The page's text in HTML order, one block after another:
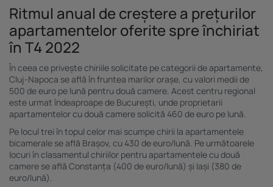
Ritmul anual de creștere a prețurilor
apartamentelor oferite spre închiriat
în T4 2022
În ceea ce privește chiriile solicitate pe categorii de apartamente,
Cluj-Napoca se află în fruntea marilor orașe, cu valori medii de
500 de euro pe lună pentru două camere. Acest centru regional
este urmat îndeaproape de București, unde proprietarii
apartamentelor cu două camere solicită 460 de euro pe lună.
Pe locul trei în topul celor mai scumpe chirii la apartamentele
bicamerale se află Brașov, cu 430 de euro/lună. Pe următoarele
locuri în clasamentul chiriilor pentru apartamentele cu două
camere se află Constanța (400 de euro/lună) și Iași (380 de
euro/lună).